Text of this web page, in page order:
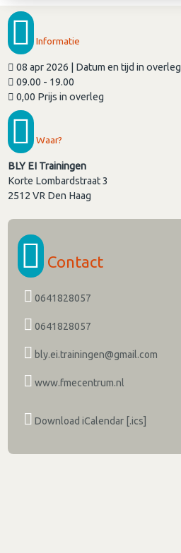
Informatie
08 apr 2026 | Datum en tijd in overleg
09.00 - 19.00
0,00 Prijs in overleg
Waar?
BLY EI Trainingen
Korte Lombardstraat 3
2512 VR Den Haag
Contact
0641828057
0641828057
bly.ei.trainingen@gmail.com
www.fmecentrum.nl
Download iCalendar [.ics]